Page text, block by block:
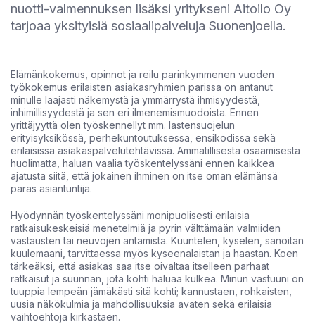
nuotti-valmennuksen lisäksi yritykseni Aitoilo Oy
tarjoaa yksityisiä sosiaalipalveluja Suonenjoella.
Elämänkokemus, opinnot ja reilu parinkymmenen vuoden
työkokemus erilaisten asiakasryhmien parissa on antanut
minulle laajasti näkemystä ja ymmärrystä ihmisyydestä,
inhimillisyydestä ja sen eri ilmenemismuodoista. Ennen
yrittäjyyttä olen työskennellyt mm. lastensuojelun
erityisyksikössä, perhekuntoutuksessa, ensikodissa sekä
erilaisissa asiakaspalvelutehtävissä. Ammatillisesta osaamisesta
huolimatta, haluan vaalia työskentelyssäni ennen kaikkea
ajatusta siitä, että jokainen ihminen on itse oman elämänsä
paras asiantuntija.
Hyödynnän työskentelyssäni monipuolisesti erilaisia
ratkaisukeskeisiä menetelmiä ja pyrin välttämään valmiiden
vastausten tai neuvojen antamista. Kuuntelen, kyselen, sanoitan
kuulemaani, tarvittaessa myös kyseenalaistan ja haastan. Koen
tärkeäksi, että asiakas saa itse oivaltaa itselleen parhaat
ratkaisut ja suunnan, jota kohti haluaa kulkea. Minun vastuuni on
tuuppia lempeän jämäkästi sitä kohti; kannustaen, rohkaisten,
uusia näkökulmia ja mahdollisuuksia avaten sekä erilaisia
vaihtoehtoja kirkastaen.